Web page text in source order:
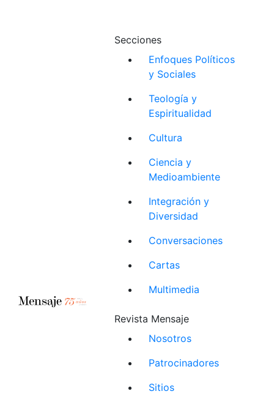
Secciones
Enfoques Políticos
y Sociales
Teología y
Espiritualidad
Cultura
Ciencia y
Medioambiente
Integración y
Diversidad
Conversaciones
Cartas
Multimedia
Revista Mensaje
Nosotros
Patrocinadores
Sitios